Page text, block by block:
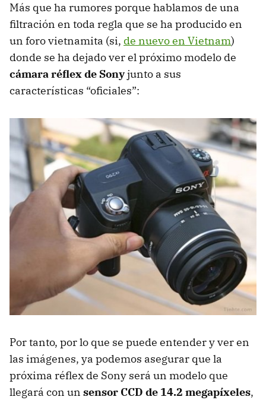
Más que ha rumores porque hablamos de una
filtración en toda regla que se ha producido en
un foro vietnamita (si, de nuevo en Vietnam)
donde se ha dejado ver el próximo modelo de
cámara réflex de Sonyjunto a sus
características “oficiales”:
Por tanto, por lo que se puede entender y ver en
las imágenes, ya podemos asegurar que la
próxima réflex de Sony será un modelo que
llegará con un sensor CCD de 14.2 megapíxeles,